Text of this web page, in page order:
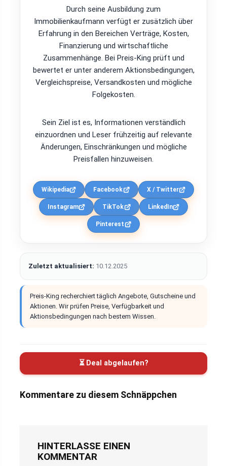
Durch seine Ausbildung zum
Immobilienkaufmann verfügt er zusätzlich über
Erfahrung in den Bereichen Verträge, Kosten,
Finanzierung und wirtschaftliche
Zusammenhänge. Bei Preis-King prüft und
bewertet er unter anderem Aktionsbedingungen,
Vergleichspreise, Versandkosten und mögliche
Folgekosten.
Sein Ziel ist es, Informationen verständlich
einzuordnen und Leser frühzeitig auf relevante
Änderungen, Einschränkungen und mögliche
Preisfallen hinzuweisen.
Wikipedia Facebook X / Twitter
Instagram TikTok LinkedIn
Pinterest
Zuletzt aktualisiert: 10.12.2025
Preis-King recherchiert täglich Angebote, Gutscheine und
Aktionen. Wir prüfen Preise, Verfügbarkeit und
Aktionsbedingungen nach bestem Wissen.
⏳ Deal abgelaufen?
Kommentare zu diesem Schnäppchen
HINTERLASSE EINEN
KOMMENTAR